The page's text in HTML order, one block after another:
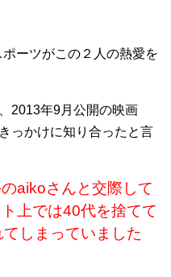
ーツがこの２人の熱愛を
2013年9月公開の映画
っかけに知り合ったと言
aikoさんと交際して
上では40代を捨てて
しまっていました